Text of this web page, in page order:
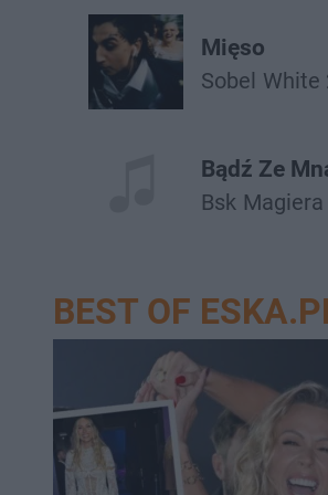
Mięso
Sobel White
Bądź Ze
Bsk Magiera
BEST OF